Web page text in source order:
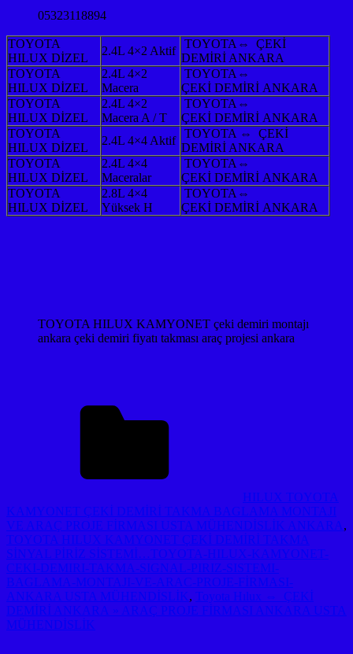
05323118894
TOYOTA
HILUX DİZEL
2.4L 4×2 Aktif
TOYOTA⇔ ÇEKİ
DEMİRİ ANKARA
TOYOTA
HILUX DİZEL
2.4L 4×2
Macera
TOYOTA⇔
ÇEKİ DEMİRİ ANKARA
TOYOTA
HILUX DİZEL
2.4L 4×2
Macera A / T
TOYOTA⇔
ÇEKİ DEMİRİ ANKARA
TOYOTA
HILUX DİZEL
2.4L 4×4 Aktif
TOYOTA ⇔ ÇEKİ
DEMİRİ ANKARA
TOYOTA
HILUX DİZEL
2.4L 4×4
Maceralar
TOYOTA⇔
ÇEKİ DEMİRİ ANKARA
TOYOTA
HILUX DİZEL
2.8L 4×4
Yüksek H
TOYOTA⇔
ÇEKİ DEMİRİ ANKARA
TOYOTA HILUX KAMYONET çeki demiri montajı
ankara çeki demiri fiyatı takması araç projesi ankara
HILUX TOYOTA
KAMYONET ÇEKİ DEMİRİ TAKMA BAGLAMA MONTAJI
VE ARAÇ PROJE FİRMASI USTA MÜHENDİSLİK ANKARA,
TOYOTA HILUX KAMYONET ÇEKİ DEMİRİ TAKMA
SİNYAL PİRİZ SİSTEMİ…TOYOTA-HILUX-KAMYONET-
CEKI-DEMIRI-TAKMA-SIGNAL-PIRIZ-SISTEMI-
BAGLAMA-MONTAJI-VE-ARAC-PROJE-FİRMASI-
ANKARA USTA MÜHENDİSLİK , Toyota Hılux ⇔ ÇEKİ
DEMİRİ ANKARA » ARAÇ PROJE FİRMASI ANKARA USTA
MÜHENDİSLİK